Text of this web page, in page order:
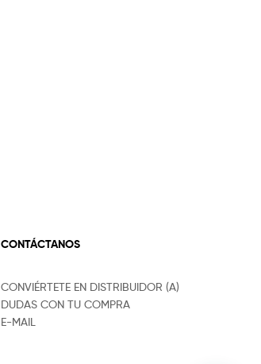
CONTÁCTANOS
CONVIÉRTETE EN DISTRIBUIDOR (A)
DUDAS CON TU COMPRA
E-MAIL